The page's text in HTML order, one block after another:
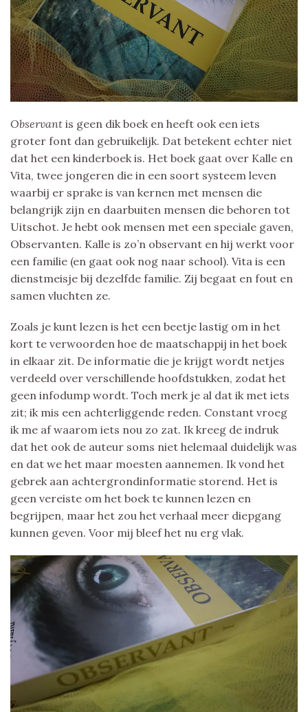
Observant is geen dik boek en heeft ook een iets
groter font dan gebruikelijk. Dat betekent echter niet
dat het een kinderboek is. Het boek gaat over Kalle en
Vita, twee jongeren die in een soort systeem leven
waarbij er sprake is van kernen met mensen die
belangrijk zijn en daarbuiten mensen die behoren tot
Uitschot. Je hebt ook mensen met een speciale gaven,
Observanten. Kalle is zo’n observant en hij werkt voor
een familie (en gaat ook nog naar school). Vita is een
dienstmeisje bij dezelfde familie. Zij begaat en fout en
samen vluchten ze.
Zoals je kunt lezen is het een beetje lastig om in het
kort te verwoorden hoe de maatschappij in het boek
in elkaar zit. De informatie die je krijgt wordt netjes
verdeeld over verschillende hoofdstukken, zodat het
geen infodump wordt. Toch merk je al dat ik met iets
zit; ik mis een achterliggende reden. Constant vroeg
ik me af waarom iets nou zo zat. Ik kreeg de indruk
dat het ook de auteur soms niet helemaal duidelijk was
en dat we het maar moesten aannemen. Ik vond het
gebrek aan achtergrondinformatie storend. Het is
geen vereiste om het boek te kunnen lezen en
begrijpen, maar het zou het verhaal meer diepgang
kunnen geven. Voor mij bleef het nu erg vlak.